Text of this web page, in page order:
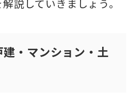
説していきましょう。
・マンション・土